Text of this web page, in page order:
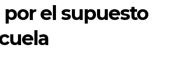
el supuesto